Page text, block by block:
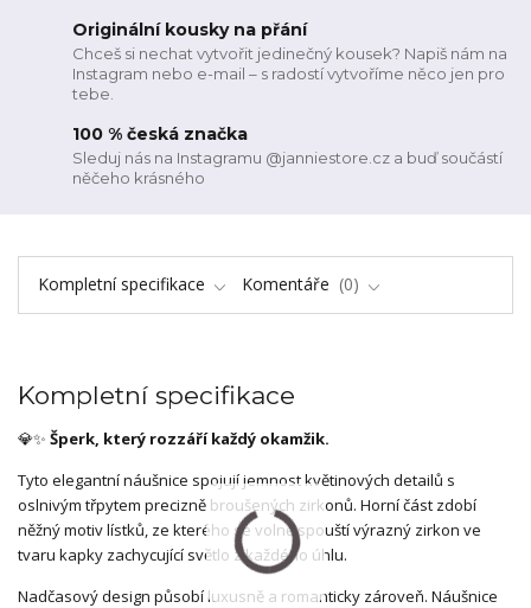
Originální kousky na přání
Chceš si nechat vytvořit jedinečný kousek? Napiš nám na
Instagram nebo e-mail – s radostí vytvoříme něco jen pro
tebe.
100 % česká značka
Sleduj nás na Instagramu @janniestore.cz a buď součástí
něčeho krásného
Kompletní specifikace Komentáře 0
Kompletní specifikace
💎✨ Šperk, který rozzáří každý okamžik.
Tyto elegantní náušnice spojují jemnost květinových detailů s
oslnivým třpytem precizně broušených zirkonů. Horní část zdobí
něžný motiv lístků, ze kterého se volně spouští výrazný zirkon ve
tvaru kapky zachycující světlo z každého úhlu.
Nadčasový design působí luxusně a romanticky zároveň. Náušnice